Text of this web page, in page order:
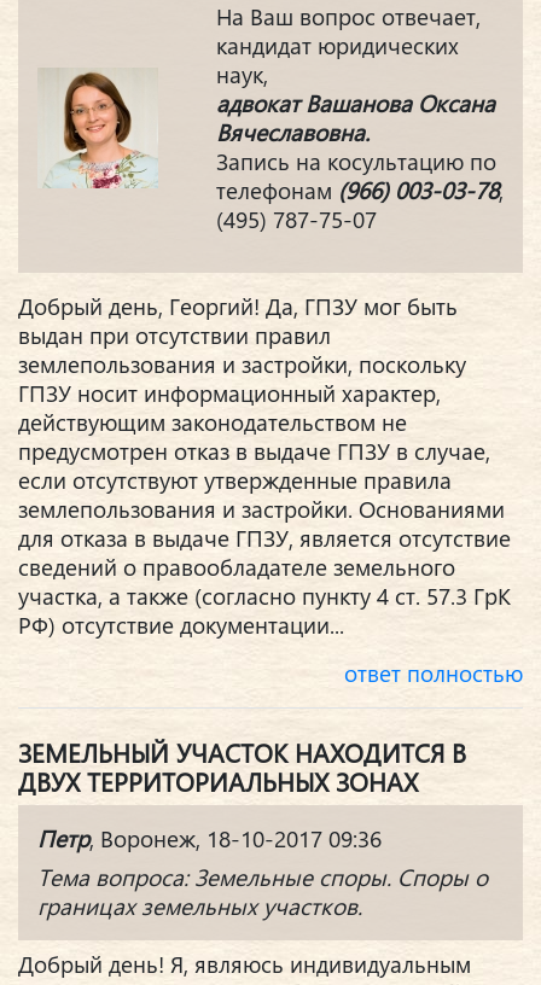
На Ваш вопрос отвечает,
кандидат юридических
наук,
адвокат Вашанова Оксана
Вячеславовна.
Запись на косультацию по
телефонам (966) 003-03-78,
(495) 787-75-07
Добрый день, Георгий! Да, ГПЗУ мог быть
выдан при отсутствии правил
землепользования и застройки, поскольку
ГПЗУ носит информационный характер,
действующим законодательством не
предусмотрен отказ в выдаче ГПЗУ в случае,
если отсутствуют утвержденные правила
землепользования и застройки. Основаниями
для отказа в выдаче ГПЗУ, является отсутствие
сведений о правообладателе земельного
участка, а также (согласно пункту 4 ст. 57.3 ГрК
РФ) отсутствие документации...
ответ полностью
ЗЕМЕЛЬНЫЙ УЧАСТОК НАХОДИТСЯ В
ДВУХ ТЕРРИТОРИАЛЬНЫХ ЗОНАХ
Петр, Воронеж, 18-10-2017 09:36
Тема вопроса: Земельные споры. Споры о
границах земельных участков.
Добрый день! Я, являюсь индивидуальным